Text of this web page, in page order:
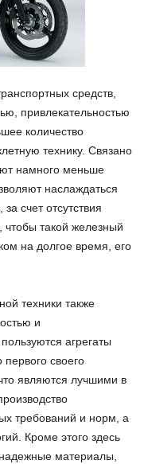
средств,
привлекательностью
количество
технику. Связано
намного меньше
наслаждаться
счет отсутствия
чтобы такой железный
на долгое время, его
техники также
и
агрегаты
первого своего
являются лучшими в
требований и норм, а
Кроме этого здесь
материалы,